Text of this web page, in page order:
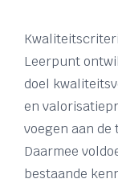
Leerpunt
doel
en
voegen aan de
Daarmee
bestaande